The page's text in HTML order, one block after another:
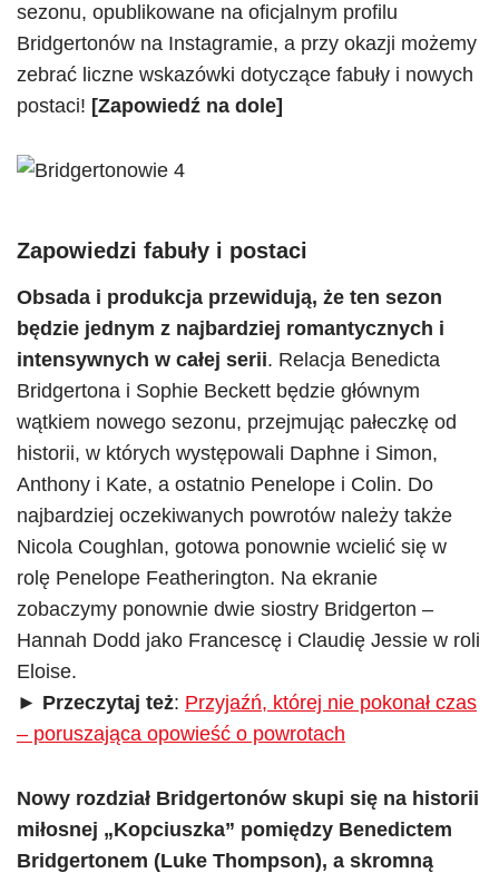
sezonu, opublikowane na oficjalnym profilu
Bridgertonów na Instagramie, a przy okazji możemy
zebrać liczne wskazówki dotyczące fabuły i nowych
postaci! [Zapowiedź na dole]
Zapowiedzi fabuły i postaci
Obsada i produkcja przewidują, że ten sezon
będzie jednym z najbardziej romantycznych i
intensywnych w całej serii. Relacja Benedicta
Bridgertona i Sophie Beckett będzie głównym
wątkiem nowego sezonu, przejmując pałeczkę od
historii, w których występowali Daphne i Simon,
Anthony i Kate, a ostatnio Penelope i Colin. Do
najbardziej oczekiwanych powrotów należy także
Nicola Coughlan, gotowa ponownie wcielić się w
rolę Penelope Featherington. Na ekranie
zobaczymy ponownie dwie siostry Bridgerton –
Hannah Dodd jako Francescę i Claudię Jessie w roli
Eloise.
► Przeczytaj też: Przyjaźń, której nie pokonał czas
– poruszająca opowieść o powrotach
Nowy rozdział Bridgertonów skupi się na historii
miłosnej „Kopciuszka” pomiędzy Benedictem
Bridgertonem (Luke Thompson), a skromną